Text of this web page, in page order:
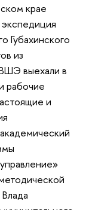
крае
Губахинского
из
выехали в
рабочие
и